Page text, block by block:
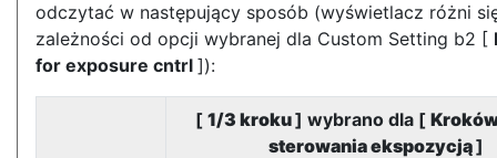
odczytać w następujący sposób (wyświetlacz różni
zależności od opcji wybranej dla Custom Setting b2 [
for exposure cntrl ]):
[ 1/3 kroku] wybrano dla [
sterowania ekspozycją]